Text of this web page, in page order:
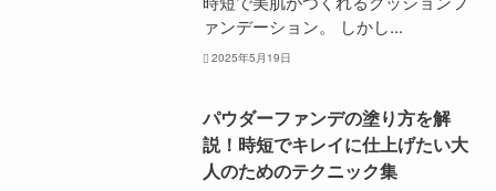
ァンデーション。 しかし...
2025年5月19日
パウダーファンデの塗り方を解
説！時短でキレイに仕上げたい大
人のためのテクニック集